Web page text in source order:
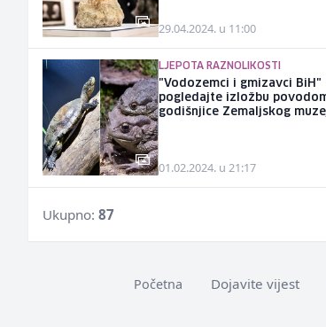
29.04.2024. u 11:00
LJEPOTA RAZNOLIKOSTI
"Vodozemci i gmizavci BiH"
pogledajte izložbu
godišnjice Zemaljskog
01.02.2024. u 21:17
Ukupno: 87
Početna Dojavite vijest